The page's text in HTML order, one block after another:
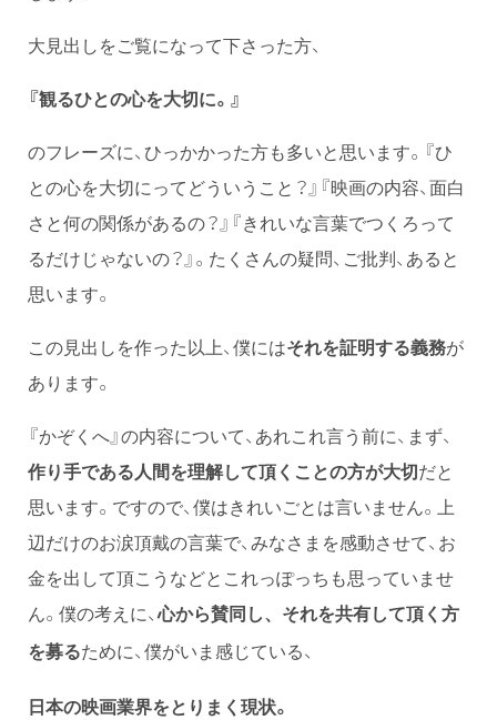
大見出しをご覧になって下さった方、
『観るひとの心を大切に。』
のフレーズに、ひっかかった方も多いと思います。『ひ
との心を大切にってどういうこと？』『映画の内容、面白
さと何の関係があるの？』『きれいな言葉でつくろって
るだけじゃないの？』。たくさんの疑問、ご批判、あると
思います。
この見出しを作った以上、僕にはそれを証明する義務が
あります。
『かぞくへ』の内容について、あれこれ言う前に、まず、
作り手である人間を理解して頂く ことの方が大切だと
思います。ですので、僕はきれいごとは言いません。上
辺だけのお涙頂戴の言葉で、みなさまを感動させて、お
金を出して頂こうなどとこれっぽっちも思っていませ
ん。僕の考えに、心から賛同し、それを共有して頂く方
を募るために、僕がいま感じている、
日本の映画業界をとりまく現状。